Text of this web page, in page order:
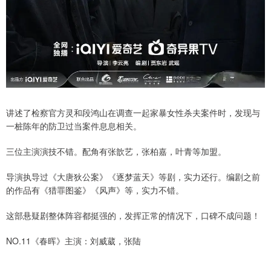
讲述了检察官方灵和段鸿山在调查一起家暴女性杀夫案件时，发现与
一桩陈年的防卫过当案件息息相关。
三位主演演技不错。配角有张歆艺，张柏嘉，叶青等加盟。
导演执导过《大唐狄公案》《逐梦蓝天》等剧，实力还行。编剧之前
的作品有《猎罪图鉴》《风声》等，实力不错。
这部悬疑剧整体阵容都挺强的，发挥正常的情况下，口碑不成问题！
NO.11《春晖》主演：刘威葳，张陆